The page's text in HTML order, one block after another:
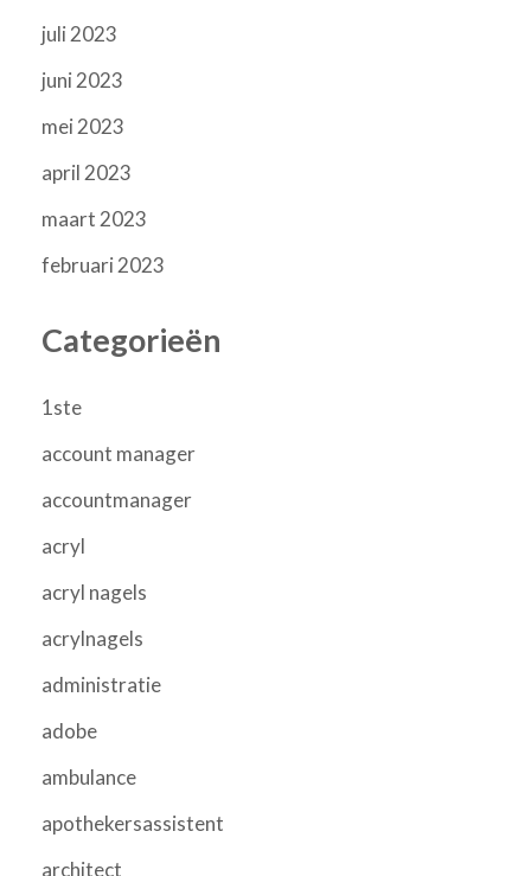
juli 2023
juni 2023
mei 2023
april 2023
maart 2023
februari 2023
Categorieën
1ste
account manager
accountmanager
acryl
acryl nagels
acrylnagels
administratie
adobe
ambulance
apothekersassistent
architect